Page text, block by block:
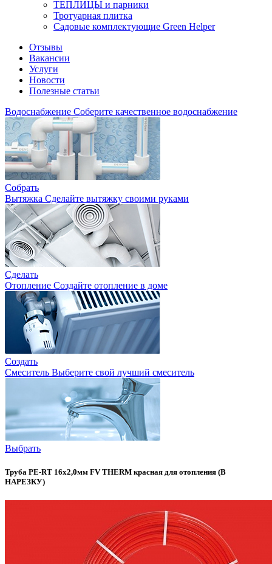
ТЕПЛИЦЫ и парники
Тротуарная плитка
Садовые комплектующие Green Helper
Отзывы
Вакансии
Услуги
Новости
Полезные статьи
Водоснабжение Соберите качественное водоснабжение
Собрать
Вытяжка Сделайте вытяжку своими руками
Сделать
Отопление Создайте отопление в доме
Создать
Смеситель Выберите свой лучший смеситель
Выбрать
Труба PE-RT 16x2,0мм FV THERM красная для отопления (В
НАРЕЗКУ)